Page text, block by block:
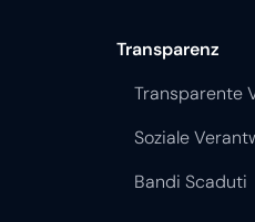
Transparenz
Transparente
Soziale
Bandi Scaduti